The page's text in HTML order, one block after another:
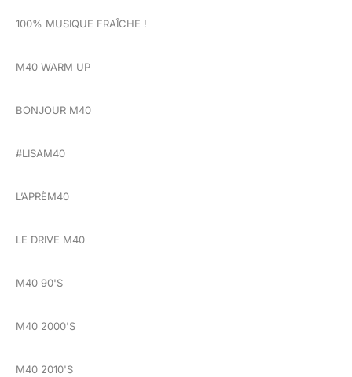
100% MUSIQUE FRAÎCHE !
M40 WARM UP
BONJOUR M40
#LISAM40
L’APRÈM40
LE DRIVE M40
M40 90'S
M40 2000'S
M40 2010'S